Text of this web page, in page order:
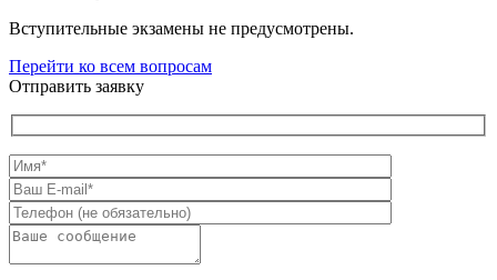
Вступительные экзамены не предусмотрены.
Перейти ко всем вопросам
Отправить заявку